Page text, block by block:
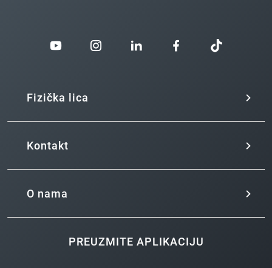
Fizička lica
Kontakt
O nama
PREUZMITE APLIKACIJU